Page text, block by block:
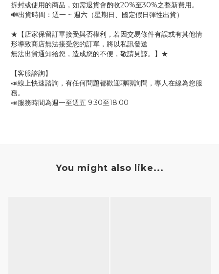
拆封或使用的商品，如需退貨會酌收20%至30%之整新費用。
🔊出貨時間：週一 ~ 週六（星期日、國定假日彈性出貨）
★【店家保留訂單接受與否權利，若因交易條件有誤或有其他情
形導致商店無法接受您的訂單，將以私訊發送
無法出貨通知給您，造成您的不便，敬請見諒。】★
【客服諮詢】
📣線上快速諮詢，有任何問題都歡迎聊聊詢問，專人在線為您服
務。
📣服務時間為週一至週五 9:30至18:00
You might also like...